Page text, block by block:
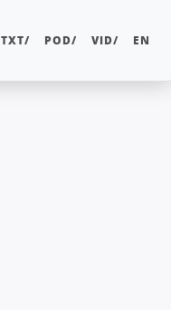
TXT/ POD/ VID/ EN